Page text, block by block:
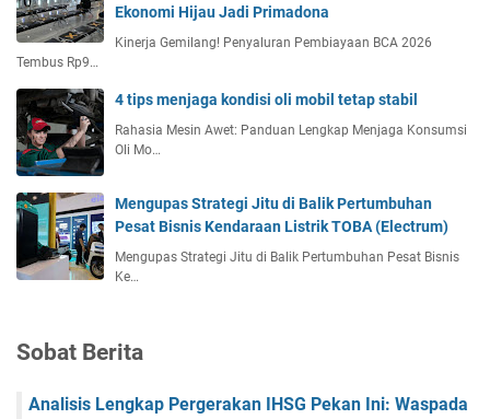
Ekonomi Hijau Jadi Primadona
Kinerja Gemilang! Penyaluran Pembiayaan BCA 2026
Tembus Rp9…
4 tips menjaga kondisi oli mobil tetap stabil
Rahasia Mesin Awet: Panduan Lengkap Menjaga Konsumsi
Oli Mo…
Mengupas Strategi Jitu di Balik Pertumbuhan
Pesat Bisnis Kendaraan Listrik TOBA (Electrum)
Mengupas Strategi Jitu di Balik Pertumbuhan Pesat Bisnis
Ke…
Sobat Berita
Analisis Lengkap Pergerakan IHSG Pekan Ini: Waspada